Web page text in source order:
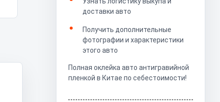
доставки авто
Получить дополнительные
фотографии и характеристики
этого авто
Полная оклейка авто антигравийной
пленкой в Китае по себестоимости!